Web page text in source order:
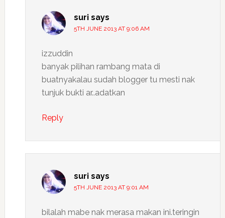
suri says
5TH JUNE 2013 AT 9:06 AM
izzuddin
banyak pilihan rambang mata di
buatnyakalau sudah blogger tu mesti nak
tunjuk bukti ar..adatkan
Reply
suri says
5TH JUNE 2013 AT 9:01 AM
bilalah mabe nak merasa makan ini.teringin